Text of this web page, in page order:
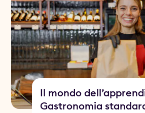
Il mondo
Gastronomia